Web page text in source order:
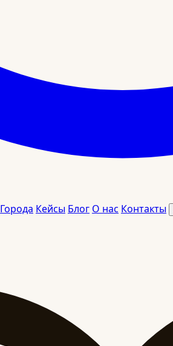
Города Кейсы Блог О нас Контакты